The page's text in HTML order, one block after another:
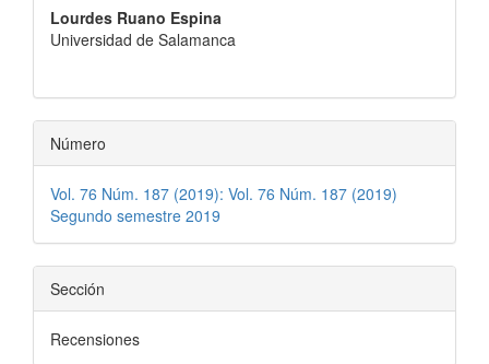
Lourdes Ruano Espina
Universidad de Salamanca
Número
Vol. 76 Núm. 187 (2019): Vol. 76 Núm. 187 (2019)
Segundo semestre 2019
Sección
Recensiones